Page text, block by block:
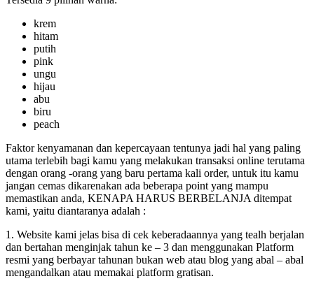
krem
hitam
putih
pink
ungu
hijau
abu
biru
peach
Faktor kenyamanan dan kepercayaan tentunya jadi hal yang paling
utama terlebih bagi kamu yang melakukan transaksi online terutama
dengan orang -orang yang baru pertama kali order, untuk itu kamu
jangan cemas dikarenakan ada beberapa point yang mampu
memastikan anda, KENAPA HARUS BERBELANJA ditempat
kami, yaitu diantaranya adalah :
1. Website kami jelas bisa di cek keberadaannya yang tealh berjalan
dan bertahan menginjak tahun ke – 3 dan menggunakan Platform
resmi yang berbayar tahunan bukan web atau blog yang abal – abal
mengandalkan atau memakai platform gratisan.